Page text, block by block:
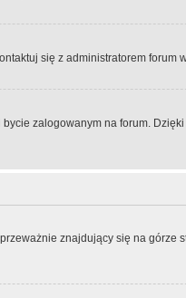
się z administratorem forum
zalogowanym na forum.
znajdujący się na górze